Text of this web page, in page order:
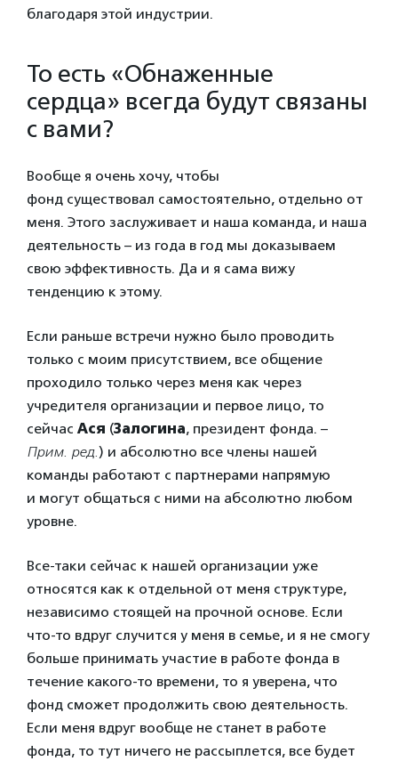
благодаря этой индустрии.
То есть «Обнаженные
сердца» всегда будут связаны
с вами?
Вообще я очень хочу, чтобы
фонд существовал самостоятельно, отдельно от
меня. Этого заслуживает и наша команда, и наша
деятельность – из года в год мы доказываем
свою эффективность. Да и я сама вижу
тенденцию к этому.
Если раньше встречи нужно было проводить
только с моим присутствием, все общение
проходило только через меня как через
учредителя организации и первое лицо, то
сейчас Ася (Залогина, президент фонда. –
Прим. ред.) и абсолютно все члены нашей
команды работают с партнерами напрямую
и могут общаться с ними на абсолютно любом
уровне.
Все-таки сейчас к нашей организации уже
относятся как к отдельной от меня структуре,
независимо стоящей на прочной основе. Если
что-то вдруг случится у меня в семье, и я не смогу
больше принимать участие в работе фонда в
течение какого-то времени, то я уверена, что
фонд сможет продолжить свою деятельность.
Если меня вдруг вообще не станет в работе
фонда, то тут ничего не рассыплется, все будет